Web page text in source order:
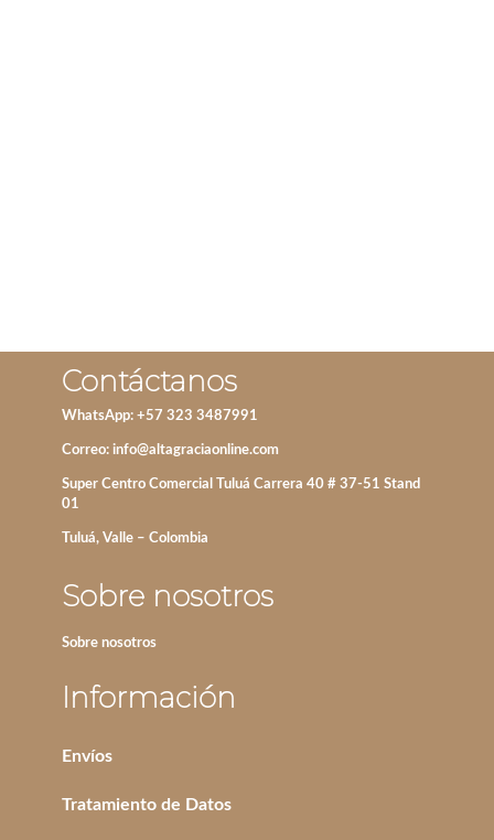
Contáctanos
WhatsApp: +57 323 3487991
Correo: info@altagraciaonline.com
Super Centro Comercial Tuluá Carrera 40 # 37-51 Stand
01
Tuluá, Valle – Colombia
Sobre nosotros
Sobre nosotros
Información
Envíos
Tratamiento de Datos